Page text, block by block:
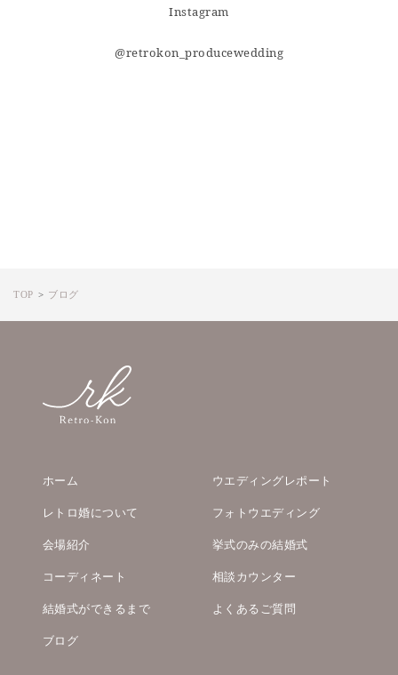
Instagram
@retrokon_producewedding
TOP ブログ
ホーム
ウエディングレポート
レトロ婚について
フォトウエディング
会場紹介
挙式のみの結婚式
コーディネート
相談カウンター
結婚式ができるまで
よくあるご質問
ブログ